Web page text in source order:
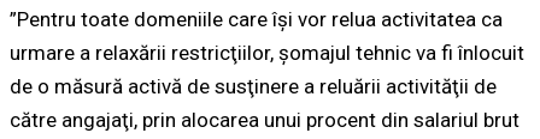
”Pentru toate domeniile care îşi vor relua activitatea ca
urmare a relaxării restricţiilor, şomajul tehnic va fi înlocuit
de o măsură activă de susţinere a reluării activităţii de
către angajaţi, prin alocarea unui procent din salariul brut